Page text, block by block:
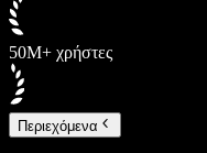
50M+ χρήστες
Περιεχόμενα